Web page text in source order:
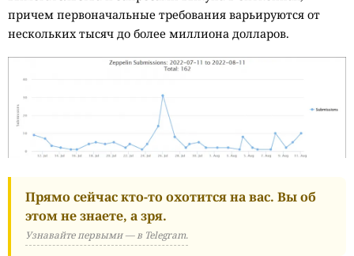
причем первоначальные требования варьируются от
нескольких тысяч до более миллиона долларов.
Прямо сейчас кто-то охотится на вас. Вы об
этом не знаете, а зря.
Узнавайте первыми — в Telegram.